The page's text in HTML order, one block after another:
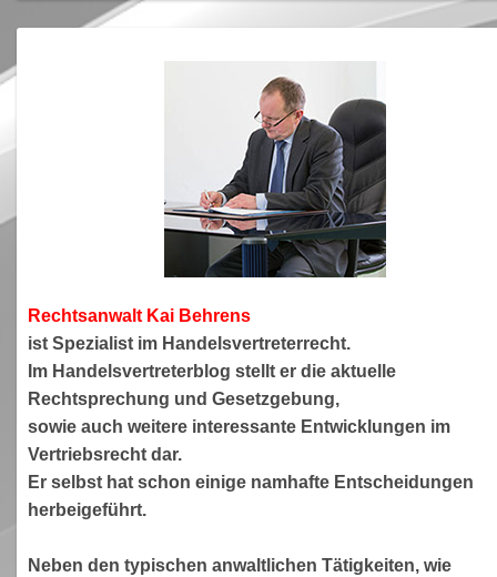
Rechtsanwalt Kai Behrens
ist Spezialist im Handelsvertreterrecht.
Im Handelsvertreterblog stellt er die aktuelle
Rechtsprechung und Gesetzgebung,
sowie auch weitere interessante Entwicklungen im
Vertriebsrecht dar.
Er selbst hat schon einige namhafte Entscheidungen
herbeigeführt.
Neben den typischen anwaltlichen Tätigkeiten, wie